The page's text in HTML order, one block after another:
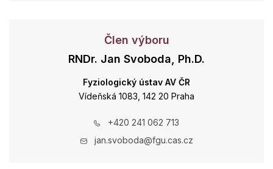
Člen výboru
RNDr. Jan Svoboda, Ph.D.
Fyziologický ústav AV ČR
Vídeňská 1083, 142 20 Praha
+420 241 062 713
jan.svoboda@fgu.cas.cz